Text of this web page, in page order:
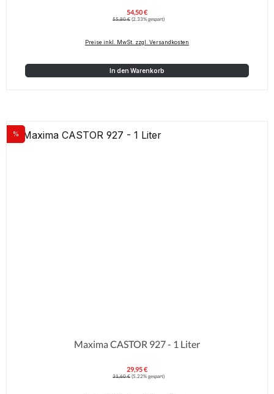
Verkaufspreis:
54,50 €
Regulärer Preis:
55,80 € (2.33% gespart)
Preise inkl. MwSt. zzgl. Versandkosten
In den Warenkorb
Rabatt
%
Maxima CASTOR 927 - 1 Liter
Verkaufspreis:
29,95 €
Regulärer Preis:
31,60 € (5.22% gespart)